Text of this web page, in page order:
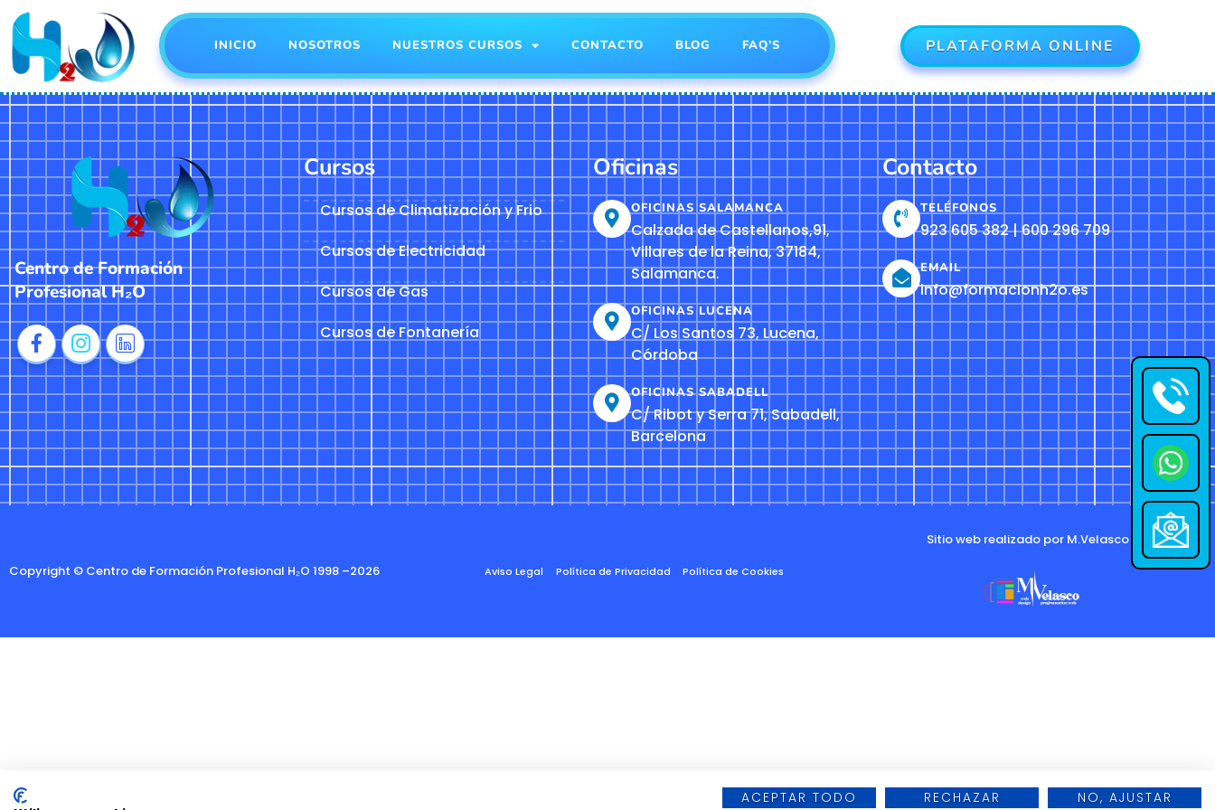
INICIO NOSOTROS NUESTROS CURSOS CONTACTO BLOG FAQ’S PLATAFORMA ONLINE
Centro de Formación
Profesional H₂O
Cursos
Cursos de Climatización y Frio
Cursos de Electricidad
Cursos de Gas
Cursos de Fontanería
Oficinas
OFICINAS SALAMANCA
Calzada de Castellanos,91,
Villares de la Reina, 37184,
Salamanca.
OFICINAS LUCENA
C/ Los Santos 73, Lucena,
Córdoba
OFICINAS SABADELL
C/ Ribot y Serra 71, Sabadell,
Barcelona
Contacto
TELÉFONOS
923 605 382 | 600 296 709
EMAIL
info@formacionh2o.es
Copyright © Centro de Formación Profesional H₂O 1998 –2026 Aviso Legal Política de Privacidad Política de Cookies
Sitio web realizado por M.Velasco
ACEPTAR TODO RECHAZAR NO, AJUSTAR